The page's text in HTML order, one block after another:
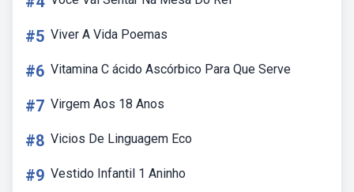
#5 Viver A Vida Poemas
#6 Vitamina C ácido Ascórbico Para Que Serve
#7 Virgem Aos 18 Anos
#8 Vicios De Linguagem Eco
#9 Vestido Infantil 1 Aninho